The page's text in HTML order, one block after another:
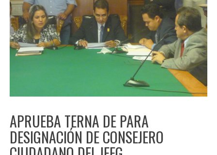
APRUEBA TERNA DE PARA
DESIGNACIÓN DE CONSEJERO